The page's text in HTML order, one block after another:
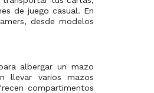
de juego casual. En
desde modelos
albergar un mazo
llevar varios mazos
compartimentos